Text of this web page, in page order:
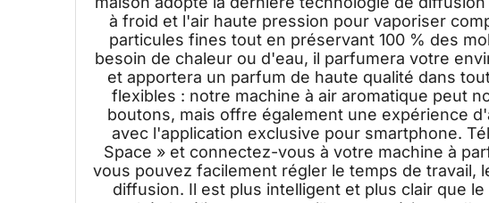
à froid et l'air haute pression pour vaporiser
particules fines tout en préservant 100 % des
besoin de chaleur ou d'eau, il parfumera votre
et apportera un parfum de haute qualité dans
flexibles : notre machine à air aromatique peut
boutons, mais offre également une expérience
avec l'application exclusive pour smartphone.
Space » et connectez-vous à votre machine à
vous pouvez facilement régler le temps de travail,
diffusion. Il est plus intelligent et plus clair que